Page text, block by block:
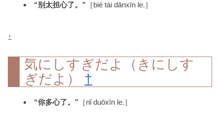
“别太担心了。” ［bié tài dānxīn le.］
↑
気にしすぎだよ（きにしす
ぎだよ） †
“你多心了。” ［nǐ duōxīn le.］